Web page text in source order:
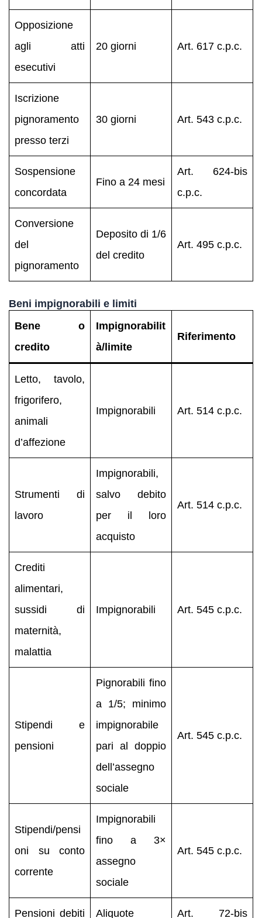
Opposizione
agli atti
esecutivi
20 giorni Art. 617 c.p.c.
Iscrizione
pignoramento
presso terzi
30 giorni Art. 543 c.p.c.
Sospensione
concordata
Fino a 24 mesi
Art. 624‑bis
c.p.c.
Conversione
del
pignoramento
Deposito di 1/6
del credito
Art. 495 c.p.c.
Beni impignorabili e limiti
Bene o
credito
Impignorabilit
à/limite
Riferimento
Letto, tavolo,
frigorifero,
animali
d’affezione
Impignorabili Art. 514 c.p.c.
Strumenti di
lavoro
Impignorabili,
salvo debito
per il loro
acquisto
Art. 514 c.p.c.
Crediti
alimentari,
sussidi di
maternità,
malattia
Impignorabili Art. 545 c.p.c.
Stipendi e
pensioni
Pignorabili fino
a 1/5; minimo
impignorabile
pari al doppio
dell’assegno
sociale
Art. 545 c.p.c.
Stipendi/pensi
oni su conto
corrente
Impignorabili
fino a 3×
assegno
sociale
Art. 545 c.p.c.
Pensioni debiti
Aliquote
Art. 72‑bis